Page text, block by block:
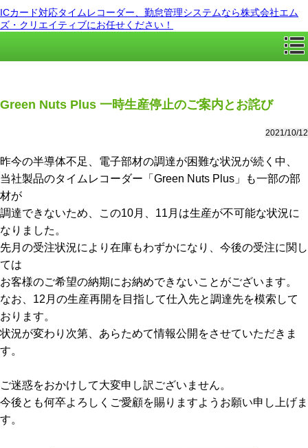
ICカード対応タイムレコーダー、勤怠管理システムなら株式会社エム
ズ・クリエイティブにお任せください！
Green Nuts Plus 一時生産停止のご案内とお詫び
2021/10/12
昨今の半導体不足、電子部材の調達が困難な状況が続く中、
当社製品のタイムレコーダー「Green Nuts Plus」も一部の部
材が
調達できないため、この10月、11月は生産が不可能な状況に
なりました。
先月の受注状況により在庫もわずかになり、今後の受注に関し
ては
お客様のご希望の納期にお納めできないことがございます。
なお、12月の生産再開を目指して仕入先と調達先を模索して
おります。
状況が変わり次第、あらためて情報公開をさせていただきま
す。
ご迷惑をおかけして大変申し訳ございません。
今後とも何卒よろしくご愛顧を賜りますようお願い申し上げま
す。